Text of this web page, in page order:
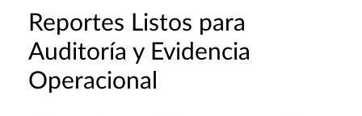
Reportes Listos para
Auditoría y Evidencia
Operacional